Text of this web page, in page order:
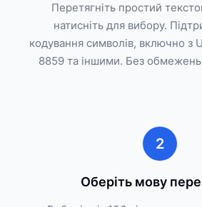
Перетягніть простий
натисніть для вибору.
кодування символів, включно з
8859 та іншими. Без обмежень
2
Оберіть мову